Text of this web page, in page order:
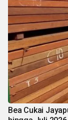
Bea Cukai